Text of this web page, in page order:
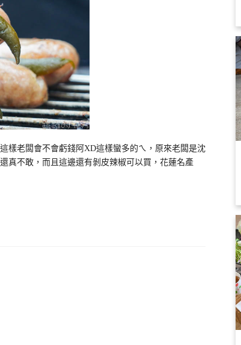
樣老闆會不會虧錢阿XD這樣蠻多的ㄟ，原來老闆是沈
真不敢，而且這邊還有剝皮辣椒可以買，花蓮名產